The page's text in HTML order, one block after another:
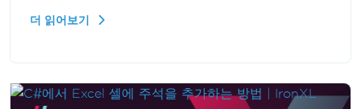
더 읽어보기